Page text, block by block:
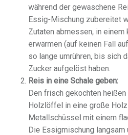
während der gewaschene
Essig-Mischung zubereitet
Zutaten abmessen, in einem
erwärmen (auf keinen Fall
so lange umrühren, bis sich
Zucker aufgelöst haben.
Reis in eine Schale geben:
Den frisch gekochten
Holzlöffel in eine große
Metallschüssel mit einem
Die Essigmischung langsam